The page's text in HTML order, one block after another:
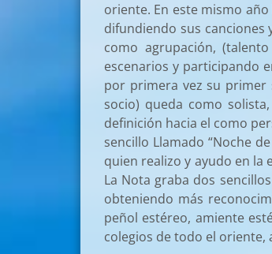
oriente. En este mismo
difundiendo sus
como agrupación,
escenarios y participando
por primera vez su primer
socio) queda como solista,
definición hacia el como
sencillo Llamado “Noche
quien realizo y ayudo en la
La Nota graba dos
obteniendo más
peñol estéreo, amiente
colegios de todo el oriente,